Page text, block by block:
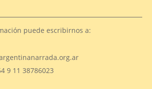
puede escribirnos a:
9 11 38786023